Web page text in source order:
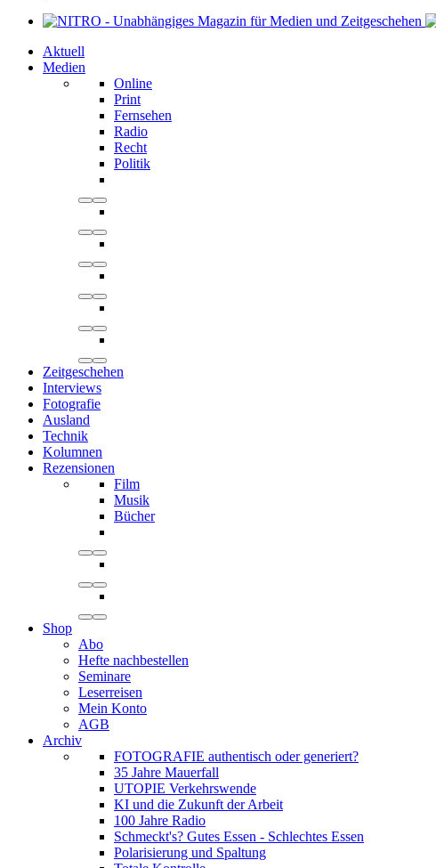
Aktuell
Medien
Online
Print
Fernsehen
Radio
Recht
Politik
Zeitgeschehen
Interviews
Fotografie
Ausland
Technik
Kolumnen
Rezensionen
Film
Musik
Bücher
Shop
Abo
Hefte nachbestellen
Seminare
Leserreisen
Mein Konto
AGB
Archiv
FOTOGRAFIE authentisch oder generiert?
35 Jahre Mauerfall
UTOPIE Verkehrswende
KI und die Zukunft der Arbeit
100 Jahre Radio
Schmeckt's? Gutes Essen - Schlechtes Essen
Polarisierung und Spaltung